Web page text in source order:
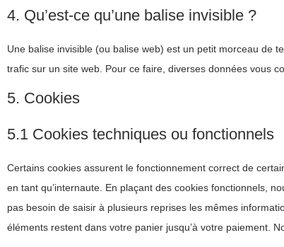
4. Qu’est-ce qu’une balise invisible ?
Une balise invisible (ou balise web) est un petit morceau de
trafic sur un site web. Pour ce faire, diverses données vous
5. Cookies
5.1 Cookies techniques ou fonctionnels
Certains cookies assurent le fonctionnement correct de
en tant qu’internaute. En plaçant des cookies fonctionnels,
pas besoin de saisir à plusieurs reprises les mêmes
éléments restent dans votre panier jusqu’à votre paiement.